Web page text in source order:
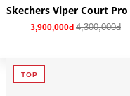
3,900,000đ 4,300,000đ
TOP